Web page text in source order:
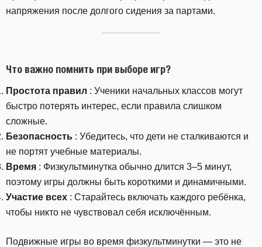
напряжения после долгого сидения за партами.
Что важно помнить при выборе игр?
Простота правил : Ученики начальных классов могут
быстро потерять интерес, если правила слишком
сложные.
Безопасность : Убедитесь, что дети не сталкиваются и
не портят учебные материалы.
Время : Физкультминутка обычно длится 3–5 минут,
поэтому игры должны быть короткими и динамичными.
Участие всех : Старайтесь включать каждого ребёнка,
чтобы никто не чувствовал себя исключённым.
Подвижные игры во время физкультминутки — это не